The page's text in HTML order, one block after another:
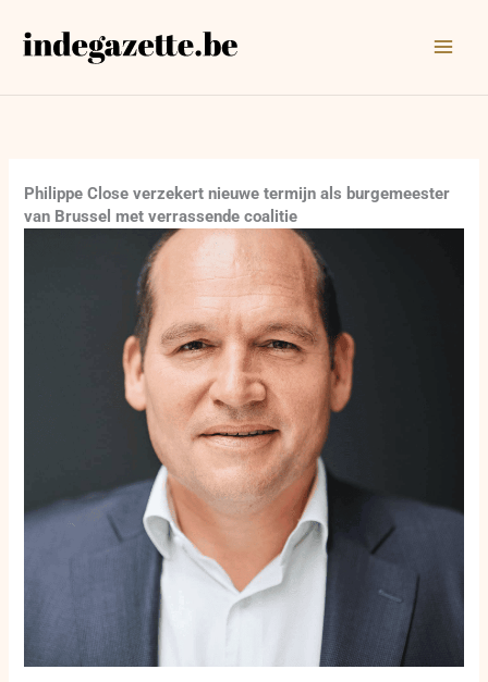
naar
Philippe Close verzekert nieuwe termijn als burgemeester
van Brussel met verrassende coalitie